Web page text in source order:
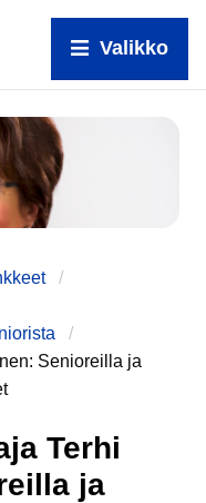
Valikko
Senioreilla ja
Terhi
ja